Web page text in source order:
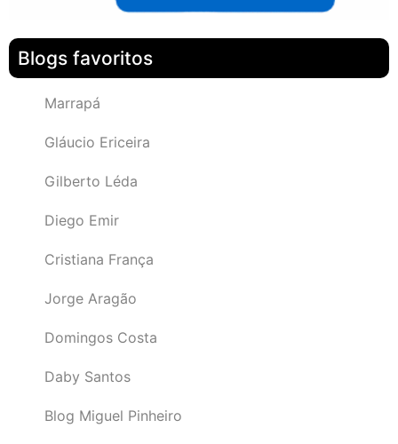
Blogs favoritos
Marrapá
Gláucio Ericeira
Gilberto Léda
Diego Emir
Cristiana França
Jorge Aragão
Domingos Costa
Daby Santos
Blog Miguel Pinheiro